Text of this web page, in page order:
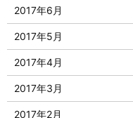
2017年6月
2017年5月
2017年4月
2017年3月
2017年2月